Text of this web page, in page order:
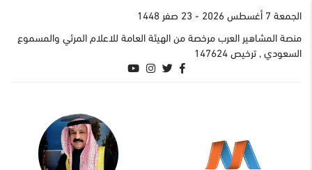
الجمعة 7 أغسطس 2026
- 23 صفر 1448
منصة المشاهير العرب مرخصة من الهيئة العامة للاعلام المرئي والمسموع
السعودي , ترخيص 147624